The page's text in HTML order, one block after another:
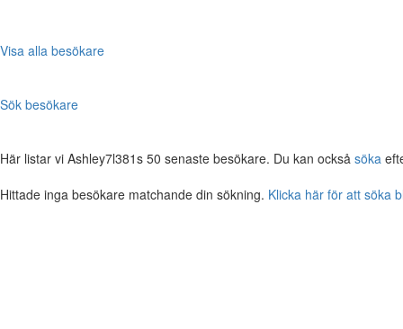
Visa alla besökare
Sök besökare
Här listar vi Ashley7l381s 50 senaste besökare. Du kan också söka
Hittade inga besökare matchande din sökning. Klicka här för att söka